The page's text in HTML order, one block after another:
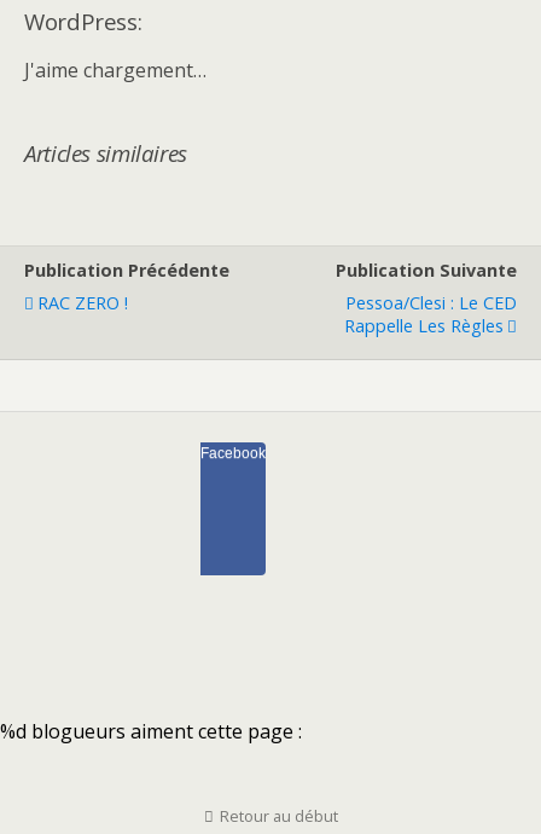
WordPress:
J'aime chargement…
Articles similaires
Publication Précédente
RAC ZERO !
Publication Suivante
Pessoa/Clesi : Le CED
Rappelle Les Règles
Facebook
%d blogueurs aiment cette page :
Retour au début